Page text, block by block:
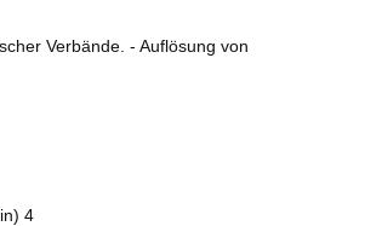
Verbände. - Auflösung von
4